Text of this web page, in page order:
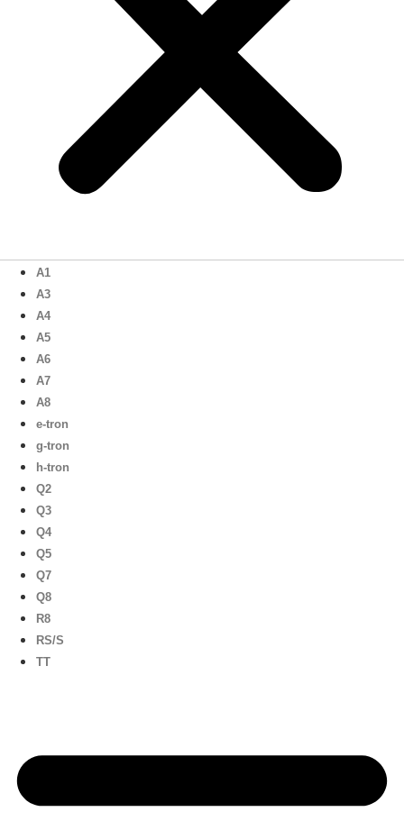
A1
A3
A4
A5
A6
A7
A8
e-tron
g-tron
h-tron
Q2
Q3
Q4
Q5
Q7
Q8
R8
RS/S
TT